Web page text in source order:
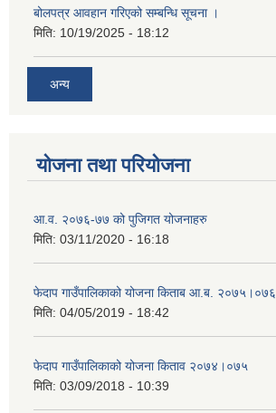
बोलपत्र आवहान गरिएको सम्बन्धि सूचना ।
मिति: 10/19/2025 - 18:12
अन्य
योजना तथा परियोजना
आ.व. २०७६-७७ को पुजिगत योजनाहरु
मिति: 03/11/2020 - 16:18
फेदाप गाउँपालिकाको योजना किताब आ.ब. २०७५।०७६
मिति: 04/05/2019 - 18:42
फेदाप गाउँपालिकाको योजना किताव २०७४।०७५
मिति: 03/09/2018 - 10:39